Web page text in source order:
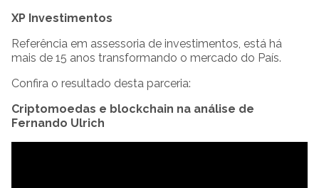
XP Investimentos
Referência em assessoria de investimentos, está há
mais de 15 anos transformando o mercado do País.
Confira o resultado desta parceria:
Criptomoedas e blockchain na análise de
Fernando Ulrich